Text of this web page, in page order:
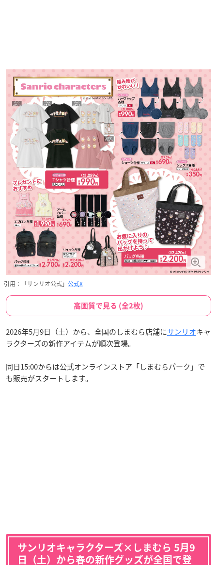
引用：「サンリオ公式」 公式X
高画質で見る (全2枚)
2026年5月9日（土）から、全国のしまむら店舗にサンリオキャ
ラクターズの新作アイテムが順次登場。
同日15:00からは公式オンラインストア「しまむらパーク」で
も販売がスタートします。
サンリオキャラクターズ×しまむら 5月9
日（土）から春の新作グッズが全国で登